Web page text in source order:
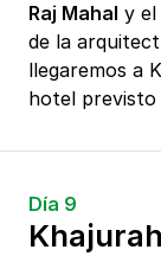
Raj Mahal y el
de la
llegaremos a
hotel previsto
Día 9